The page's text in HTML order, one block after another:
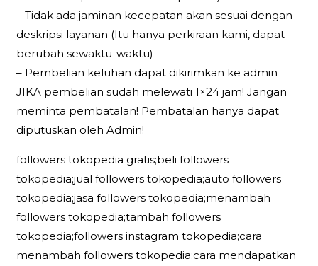
– Tidak ada jaminan kecepatan akan sesuai dengan
deskripsi layanan (Itu hanya perkiraan kami, dapat
berubah sewaktu-waktu)
– Pembelian keluhan dapat dikirimkan ke admin
JIKA pembelian sudah melewati 1×24 jam! Jangan
meminta pembatalan! Pembatalan hanya dapat
diputuskan oleh Admin!
followers tokopedia gratis;beli followers
tokopedia;jual followers tokopedia;auto followers
tokopedia;jasa followers tokopedia;menambah
followers tokopedia;tambah followers
tokopedia;followers instagram tokopedia;cara
menambah followers tokopedia;cara mendapatkan